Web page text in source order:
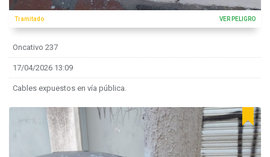
Tramitado VER PELIGRO
Oncativo 237
17/04/2026 13:09
Cables expuestos en vía pública.